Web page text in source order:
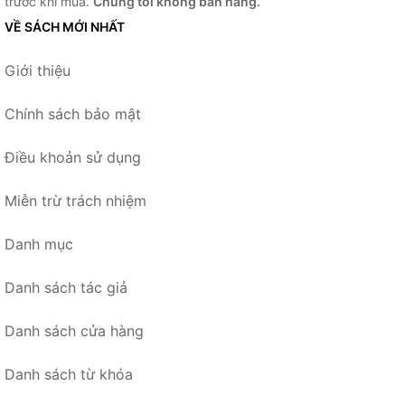
VỀ SÁCH MỚI NHẤT
Giới thiệu
Chính sách bảo mật
Điều khoản sử dụng
Miễn trừ trách nhiệm
Danh mục
Danh sách tác giả
Danh sách cửa hàng
Danh sách từ khóa